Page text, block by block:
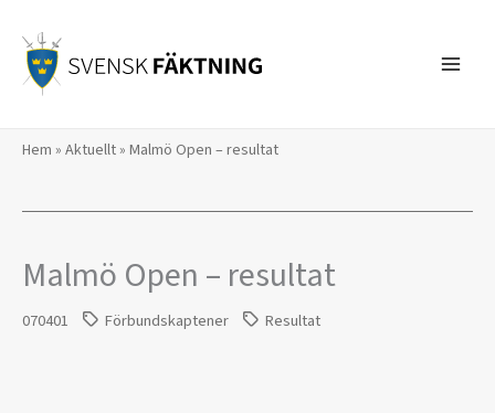
innehåll
Hem » Aktuellt» Malmö Open – resultat
Malmö Open – resultat
070401 Förbundskaptener Resultat